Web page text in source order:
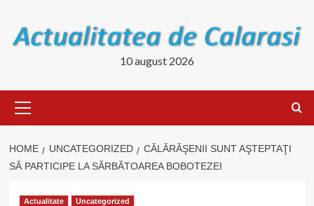
content
10 august 2026
Menu
HOME UNCATEGORIZED
CĂLĂRĂŞENII SUNT AŞTEPTAŢI
SĂ PARTICIPE LA SĂRBĂTOAREA BOBOTEZEI
Actualitate Uncategorized